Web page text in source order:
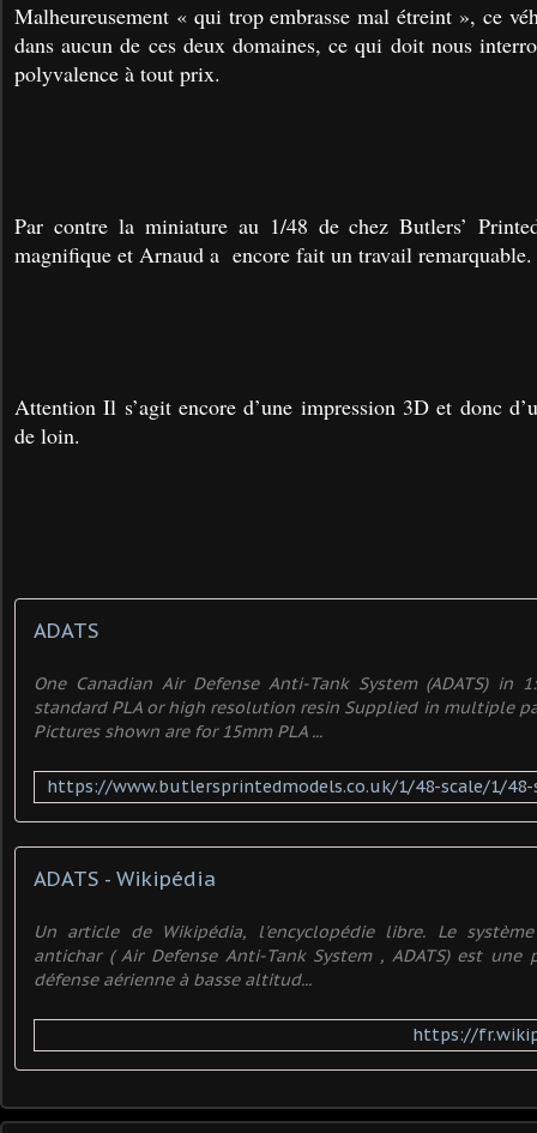
Malheureusement « qui trop embrasse mal étreint », ce
dans aucun de ces deux domaines, ce qui doit nous
polyvalence à tout prix.
Par contre la miniature au 1/48 de chez Butlers’
magnifique et Arnaud a encore fait un travail remarquable.
Attention Il s’agit encore d’une impression 3D et donc
de loin.
ADATS
One Canadian Air Defense Anti-Tank System (ADATS) in
standard PLA or high resolution resin Supplied in multiple
Pictures shown are for 15mm PLA ...
ADATS - Wikipédia
Un article de Wikipédia, l'encyclopédie libre. Le
antichar ( Air Defense Anti-Tank System , ADATS) est
défense aérienne à basse altitud...
https://